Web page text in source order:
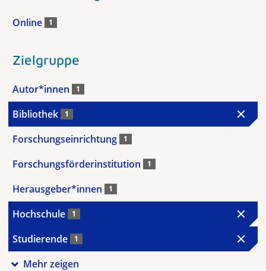
Online 1
Zielgruppe
Autor*innen 1
Bibliothek 1
Forschungseinrichtung 1
Forschungsförderinstitution 1
Herausgeber*innen 1
Hochschule 1
Studierende 1
Mehr zeigen